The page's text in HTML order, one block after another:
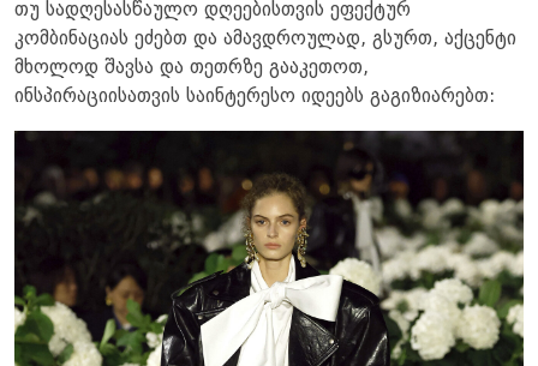
თუ სადღესასწაულო დღეებისთვის ეფექტურ
კომბინაციას ეძებთ და ამავდროულად, გსურთ, აქცენტი
მხოლოდ შავსა და თეთრზე გააკეთოთ,
ინსპირაციისათვის საინტერესო იდეებს გაგიზიარებთ: